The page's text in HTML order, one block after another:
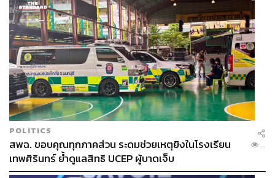
POLITICS
สพฉ. ขอบคุณทุกภาคส่วน ระดมช่วยเหตุยิงในโรงเรียน
เทพศิรินทร์ ย้ำดูแลสิทธิ UCEP ผู้บาดเจ็บ
...